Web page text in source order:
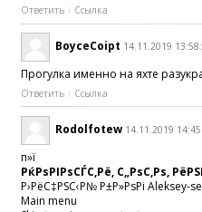
Ответить Ссылка
BoyceCoipt 14.11.2019
Прогулка именно на яхте
Ответить Ссылка
Rodolfotew 14.11.2019
п»ї
РќРѕРІРѕСЃС‚Рё, С„РѕС‚Рѕ,
Р›РёС‡РЅС‹Р№ Р±Р»РѕРі Aleksey-
Main menu